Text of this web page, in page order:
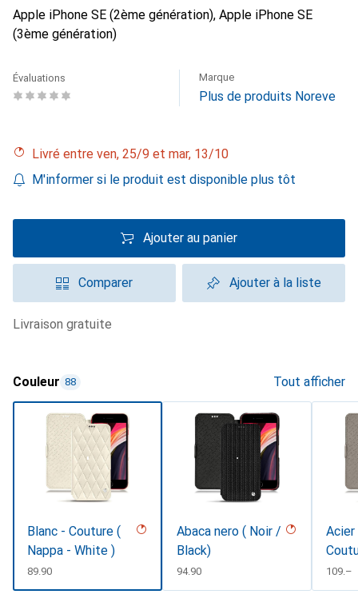
Apple iPhone SE (2ème génération), Apple iPhone SE
(3ème génération)
Évaluations Marque
Plus de produits Noreve
Livré entre ven, 25/9 et mar, 13/10
M'informer si le produit est disponible plus tôt
Ajouter au panier
Comparer Ajouter à la liste
livraison gratuite
Couleur 88 Tout afficher
Blanc - Couture (
Nappa - White )
CHF
89.90
Abaca nero ( Noir /
Black)
CHF
94.90 CHF
109.–